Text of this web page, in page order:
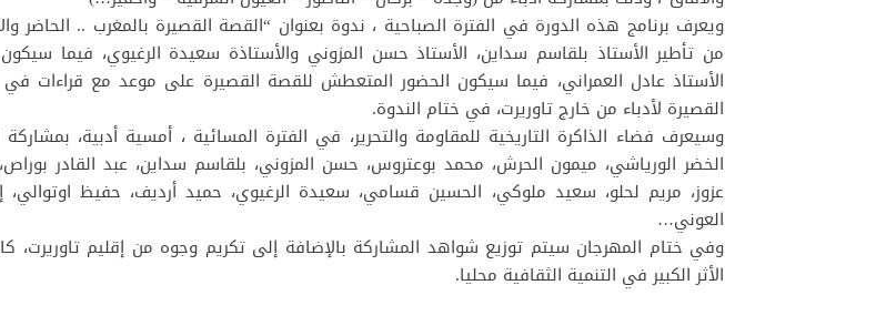
ويعرف برنامج هذه الدورة في الفترة الصباحية ، ندوة بعنوان “القصة القصيرة بالمغرب .. الحاضر
من تأطير الأستاذ بلقاسم سداين، الأستاذ حسن المزوني والأستاذة سعيدة الرغيوي، فيما سيكون
الأستاذ عادل العمراني، فيما سيكون الحضور المتعطش للقصة القصيرة على موعد مع قراءات
القصيرة لأدباء من خارج تاوريرت، في ختام الندوة.
وسيعرف فضاء الذاكرة التاريخية للمقاومة والتحرير، في الفترة المسائية ، أمسية أدبية، بمشاركة
الخضر الورياشي، ميمون الحرش، محمد بوعتروس، حسن المزوني، بلقاسم سداين، عبد القادر
عزوز، مريم لحلو، سعيد ملوكي، الحسين قسامي، سعيدة الرغيوي، حميد أرديف، حفيظ اوتوالي،
العوني…
وفي ختام المهرجان سيتم توزيع شواهد المشاركة بالإضافة إلى تكريم وجوه من إقليم تاوريرت،
الأثر الكبير في التنمية الثقافية محليا.